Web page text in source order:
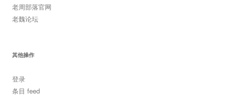
老周部落官网
老魏论坛
其他操作
登录
条目 feed